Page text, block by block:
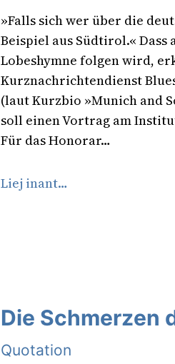
»Falls sich wer über die
Beispiel aus Südtirol.«
Lobeshymne folgen wird,
Kurznachrichtendienst
(laut Kurzbio »Munich and
soll einen Vortrag am
Für das Honorar…
Liej inant…
Die Schmerzen
Quotation